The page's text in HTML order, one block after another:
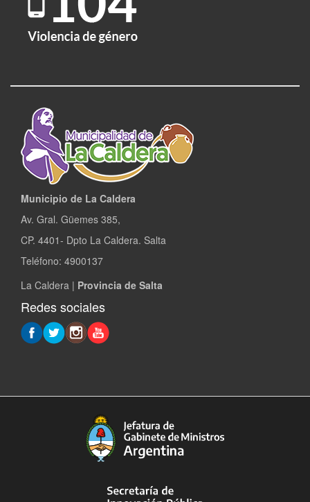
Municipio de La Caldera
Av. Gral. Güemes 385,
CP. 4401- Dpto La Caldera. Salta
Teléfono: 4900137
La Caldera | Provincia de Salta
Redes sociales